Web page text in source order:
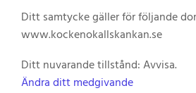
Ditt samtycke gäller för följande
www.kockenokallskankan.se
Ditt nuvarande tillstånd: Avvisa.
Ändra ditt medgivande